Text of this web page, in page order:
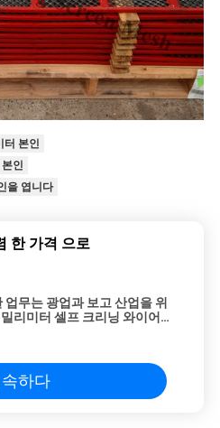
터 본인
인
을 엽니다
한 가격 으로
업무는 광업과 보고 산업을 위
리미터 셀프 크리닝 와이어
하다